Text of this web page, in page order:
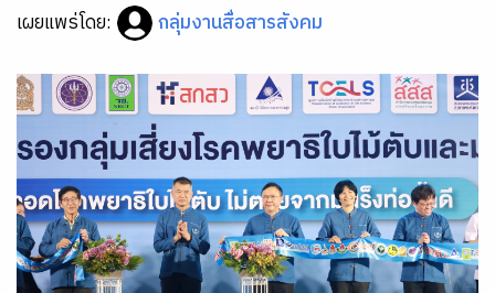
เผยแพร่โดย:
กลุ่มงานสื่อสารสังคม